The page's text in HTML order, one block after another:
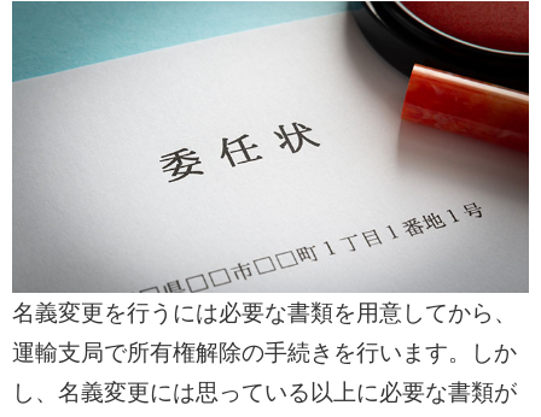
名義変更を行うには必要な書類を用意してから、
運輸支局で所有権解除の手続きを行います。しか
し、名義変更には思っている以上に必要な書類が